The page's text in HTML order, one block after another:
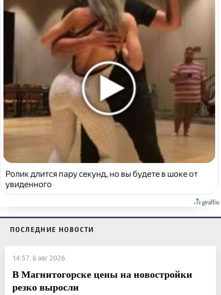
Ролик длится пару секунд, но вы будете в шоке от
увиденного
ПОСЛЕДНИЕ НОВОСТИ
14:57, 6 авг 2026
В Магнитогорске цены на новостройки
резко выросли